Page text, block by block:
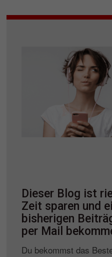
Dieser Blog ist
Zeit sparen und
bisherigen
per Mail
Du bekommst das